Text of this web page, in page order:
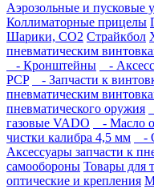
Аэрозольные и пусковые
Коллиматорные прицелы
Шарики, СО2 Страйкбол
пневматическим
- Кронштейны
-
PCP
- Запчасти к
пневматическим
пневматического оружия
газовые VADO
- Масло
чистки калибра 4,5 мм
-
Аксессуары запчасти к
самообороны Товары для
оптические и крепления